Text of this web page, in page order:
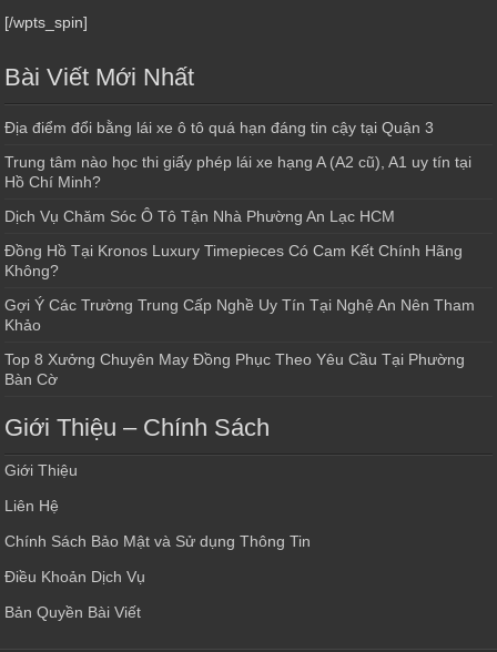
[/wpts_spin]
Bài Viết Mới Nhất
Địa điểm đổi bằng lái xe ô tô quá hạn đáng tin cậy tại Quận 3
Trung tâm nào học thi giấy phép lái xe hạng A (A2 cũ), A1 uy tín tại
Hồ Chí Minh?
Dịch Vụ Chăm Sóc Ô Tô Tận Nhà Phường An Lạc HCM
Đồng Hồ Tại Kronos Luxury Timepieces Có Cam Kết Chính Hãng
Không?
Gợi Ý Các Trường Trung Cấp Nghề Uy Tín Tại Nghệ An Nên Tham
Khảo
Top 8 Xưởng Chuyên May Đồng Phục Theo Yêu Cầu Tại Phường
Bàn Cờ
Giới Thiệu – Chính Sách
Giới Thiệu
Liên Hệ
Chính Sách Bảo Mật và Sử dụng Thông Tin
Điều Khoản Dịch Vụ
Bản Quyền Bài Viết